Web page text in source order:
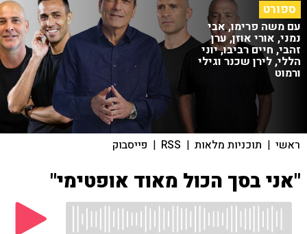
ספורט
עם משה פרימו, אבי
נמני, אורי אוזן, ערן
זהבי, חיים רביבו, יוני
הללי, לירן שכנר וגילי
ורמוט
ראשי | תוכניות מלאות |
RSS
| פייסבוק
"אני בסך הכול מאוד אופטימי"